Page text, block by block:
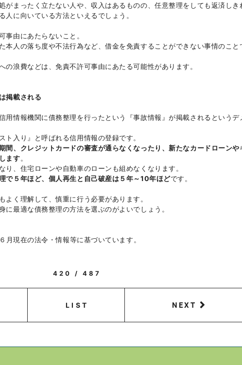
がまったく立たない人や、収入はあるものの、任意整理をしても返済しき
人に向いている方法といえるでしょう。
事由にあたらないこと。
本人の落ち度や不法行為など、借金を免責することができない事情のこと
の浪費などは、免責不許可事由にあたる可能性があります。
掲載される
用情報機関に債務整理を行ったという『事故情報』が掲載されるというデ
ト入り』と呼ばれる信用情報の登録です。
間、クレジットカードの審査が通らなくなったり、新たなカードローンや
ます。
り、住宅ローンや自動車のローンも組めなくなります。
で５年ほど、個人再生と自己破産は５年～10年ほどです。
よく理解して、慎重に行う必要があります。
に最適な債務整理の方法を選ぶのがよいでしょう。
現在の法令・情報等に基づいています。
420 / 487
LIST NEXT